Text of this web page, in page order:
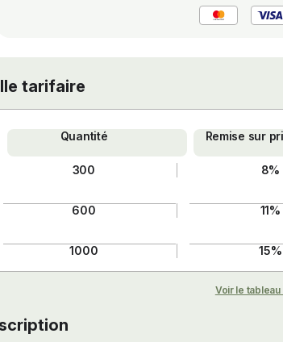
tarifaire
Quantité Remise sur
300 8%
600 11%
1000 15%
Voir le